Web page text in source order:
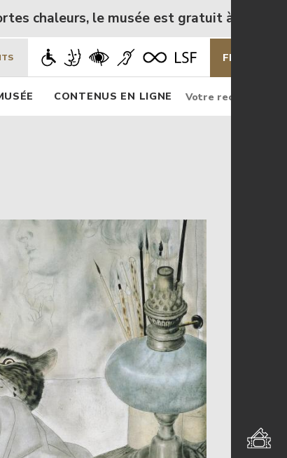
le musée est gratuit à partir du
FR
CONTENUS EN LIGNE Rechercher
Rechercher
sur